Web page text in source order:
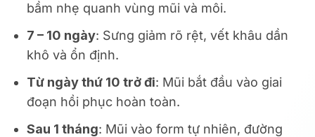
bầm nhẹ quanh vùng mũi và môi.
7 – 10 ngày: Sưng giảm rõ rệt, vết khâu dần
khô và ổn định.
Từ ngày thứ 10 trở đi: Mũi bắt đầu vào giai
đoạn hồi phục hoàn toàn.
Sau 1 tháng: Mũi vào form tự nhiên, đường